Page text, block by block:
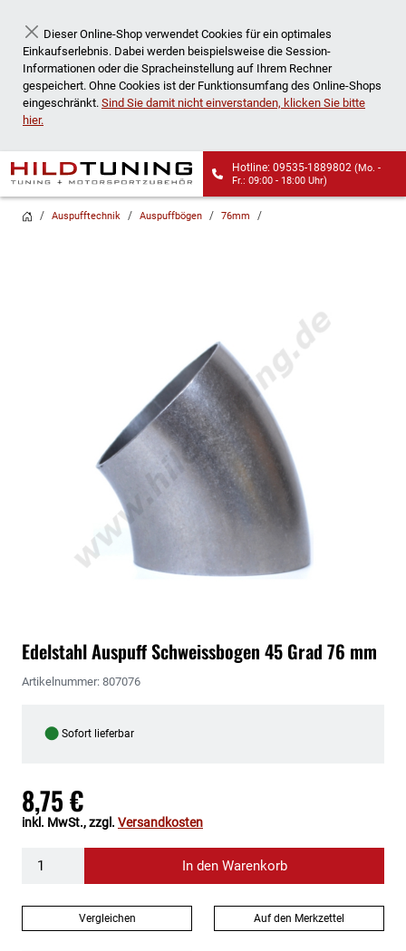
Schließen
Dieser Online-Shop verwendet Cookies für ein optimales
Einkaufserlebnis. Dabei werden beispielsweise die Session-
Informationen oder die Spracheinstellung auf Ihrem Rechner
gespeichert. Ohne Cookies ist der Funktionsumfang des Online-Shops
eingeschränkt. Sind Sie damit nicht einverstanden, klicken Sie bitte
hier.
Hotline: 09535-1889802(Mo. -
Fr.: 09:00 - 18:00 Uhr)
Wir liefern auch an
Auspufftechnik Auspuffbögen 76mm
Edelstahl Auspuff Schweissbogen 45 Grad 76 mm
Artikelnummer: 807076
● Sofort lieferbar
8,75 €
inkl. MwSt., zzgl. Versandkosten
In den Warenkorb
Vergleichen Auf den Merkzettel